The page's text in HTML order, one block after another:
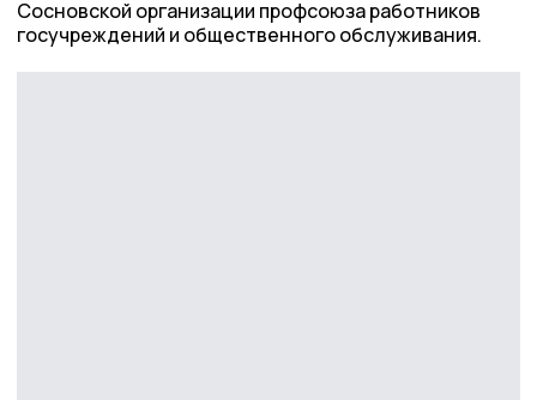
Сосновской организации профсоюза работников
госучреждений и общественного обслуживания.